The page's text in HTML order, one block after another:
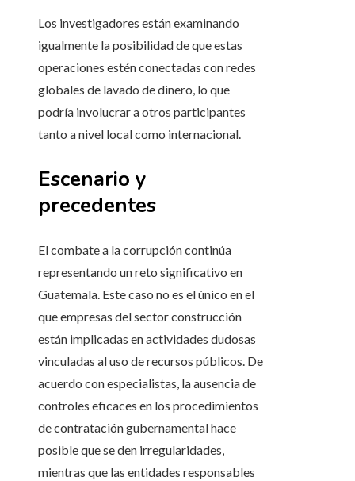
Los investigadores están examinando
igualmente la posibilidad de que estas
operaciones estén conectadas con redes
globales de lavado de dinero, lo que
podría involucrar a otros participantes
tanto a nivel local como internacional.
Escenario y
precedentes
El combate a la corrupción continúa
representando un reto significativo en
Guatemala. Este caso no es el único en el
que empresas del sector construcción
están implicadas en actividades dudosas
vinculadas al uso de recursos públicos. De
acuerdo con especialistas, la ausencia de
controles eficaces en los procedimientos
de contratación gubernamental hace
posible que se den irregularidades,
mientras que las entidades responsables